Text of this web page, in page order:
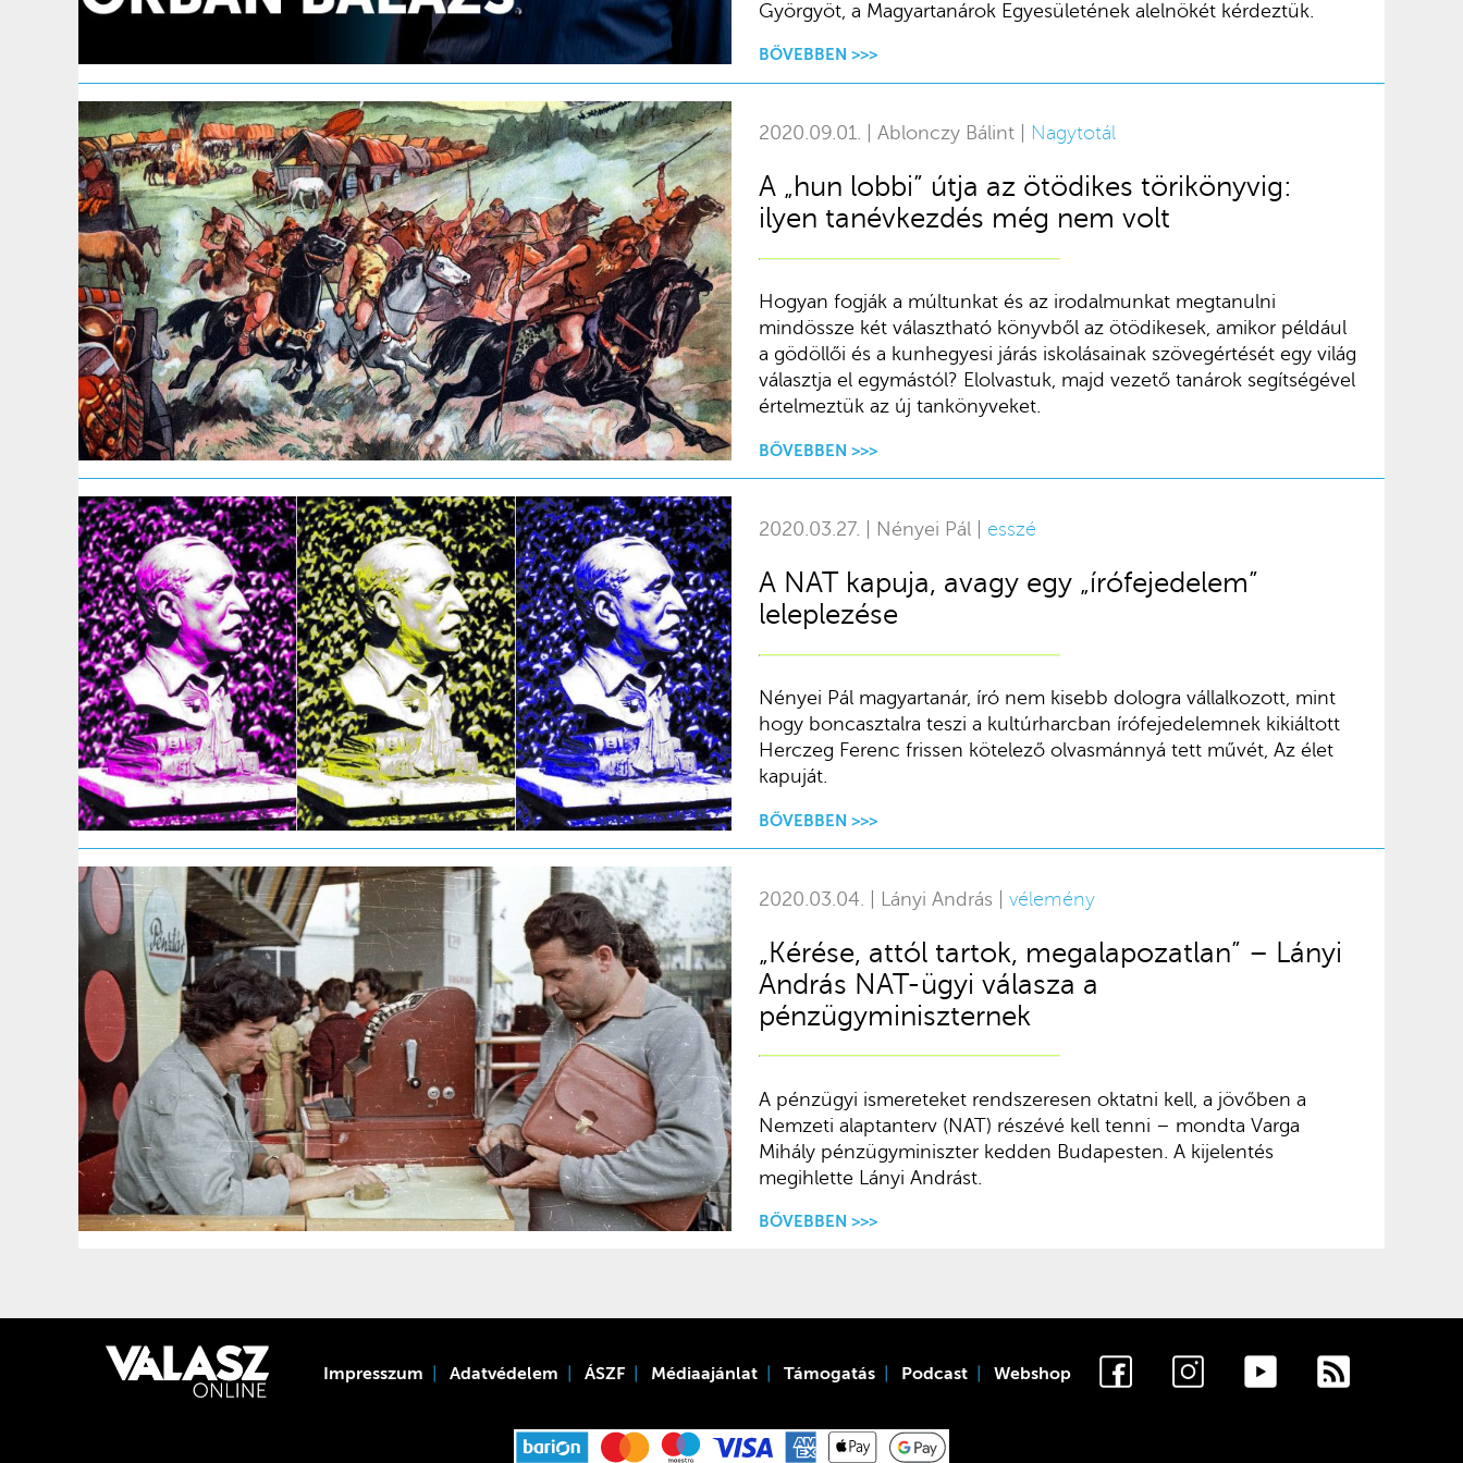
Györgyöt, a Magyartanárok Egyesületének alelnökét kérdeztük.
BŐVEBBEN >>>
2020.09.01. | Ablonczy Bálint | Nagytotál
A „hun lobbi” útja az ötödikes törikönyvig:
ilyen tanévkezdés még nem volt
Hogyan fogják a múltunkat és az irodalmunkat megtanulni
mindössze két választható könyvből az ötödikesek, amikor például
a gödöllői és a kunhegyesi járás iskolásainak szövegértését egy világ
választja el egymástól? Elolvastuk, majd vezető tanárok segítségével
értelmeztük az új tankönyveket.
BŐVEBBEN >>>
2020.03.27. | Nényei Pál | esszé
A NAT kapuja, avagy egy „írófejedelem”
leleplezése
Nényei Pál magyartanár, író nem kisebb dologra vállalkozott, mint
hogy boncasztalra teszi a kultúrharcban írófejedelemnek kikiáltott
Herczeg Ferenc frissen kötelező olvasmánnyá tett művét, Az élet
kapuját.
BŐVEBBEN >>>
2020.03.04. | Lányi András | vélemény
„Kérése, attól tartok, megalapozatlan” – Lányi
András NAT-ügyi válasza a
pénzügyminiszternek
A pénzügyi ismereteket rendszeresen oktatni kell, a jövőben a
Nemzeti alaptanterv (NAT) részévé kell tenni – mondta Varga
Mihály pénzügyminiszter kedden Budapesten. A kijelentés
megihlette Lányi Andrást.
BŐVEBBEN >>>
Impresszum Adatvédelem ÁSZF Médiaajánlat Támogatás Podcast Webshop